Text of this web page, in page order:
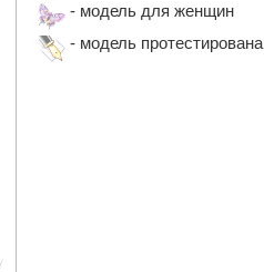
- модель для женщин
- модель